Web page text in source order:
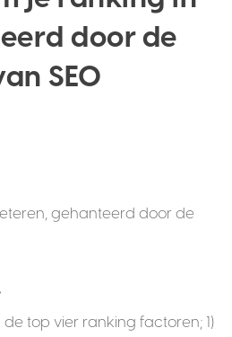
door de
SEO
gehanteerd door de
top vier ranking factoren; 1)